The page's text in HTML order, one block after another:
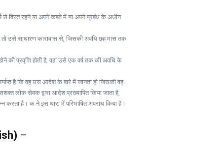
से विरत रहने या अपने कब्जे में या अपने प्रबंध के अधीन
है, तो उसे साधारण कारावास से, जिसकी अवधि छह मास तक
की प्रवृत्ति होती है, वहां उसे एक वर्ष तक की अवधि के
है कि वह उस आदेश के बारे में जानता हो जिसकी वह
लोक सेवक द्वारा आदेश प्रख्यापित किया जाता है,
है। क ने इस धारा में परिभाषित अपराध किया है।
–